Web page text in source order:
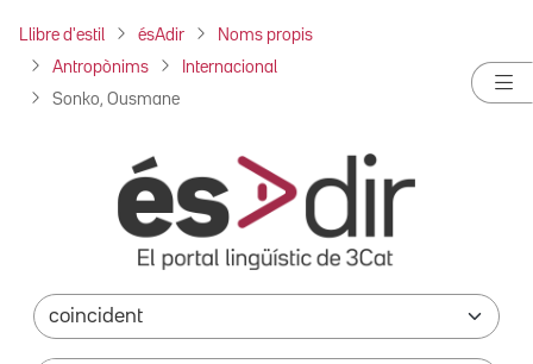
Llibre d'estil ésAdir Noms propis
Antropònims Internacional
Sonko, Ousmane